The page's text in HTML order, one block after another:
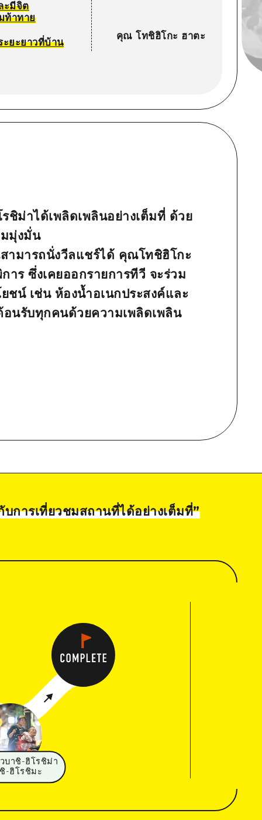
ะมีจิต
ท้าทาย
ยะยาวที่บ้าน
คุณ โทชิฮิโกะ ฮาตะ
ชิม่าได้เพลิดเพลินอย่างเต็มที่ ด้วย
มุ่งมั่น
ามารถนั่งวีลแชร์ได้ คุณโทชิฮิโกะ
ร ซึ่งเคยออกรายการทีวี จะร่วม
ชน์ เช่น ห้องน้ำอเนกประสงค์และ
นรับทุกคนด้วยความเพลิดเพลิน
การเที่ยวชมสถานที่ได้อย่างเต็มที่”
บาชิ-ฮิโรชิม่า
-ฮิโรชิมะ